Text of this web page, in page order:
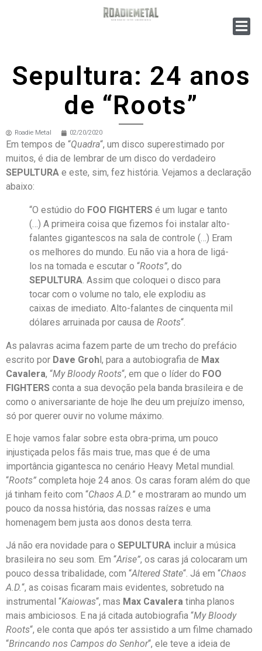
Sepultura: 24 anos
de “Roots”
Roadie Metal 02/20/2020
Em tempos de “Quadra“, um disco superestimado por
muitos, é dia de lembrar de um disco do verdadeiro
SEPULTURA e este, sim, fez história. Vejamos a declaração
abaixo:
“O estúdio do FOO FIGHTERS é um lugar e tanto
(…) A primeira coisa que fizemos foi instalar alto-
falantes gigantescos na sala de controle (…) Eram
os melhores do mundo. Eu não via a hora de ligá-
los na tomada e escutar o “Roots”, do
SEPULTURA. Assim que coloquei o disco para
tocar com o volume no talo, ele explodiu as
caixas de imediato. Alto-falantes de cinquenta mil
dólares arruinada por causa de Roots“.
As palavras acima fazem parte de um trecho do prefácio
escrito por Dave Grohl, para a autobiografia de Max
Cavalera, “My Bloody Roots“, em que o líder do FOO
FIGHTERS conta a sua devoção pela banda brasileira e de
como o aniversariante de hoje lhe deu um prejuízo imenso,
só por querer ouvir no volume máximo.
E hoje vamos falar sobre esta obra-prima, um pouco
injustiçada pelos fãs mais true, mas que é de uma
importância gigantesca no cenário Heavy Metal mundial.
“Roots” completa hoje 24 anos. Os caras foram além do que
já tinham feito com “Chaos A.D.” e mostraram ao mundo um
pouco da nossa história, das nossas raízes e uma
homenagem bem justa aos donos desta terra.
Já não era novidade para o SEPULTURA incluir a música
brasileira no seu som. Em “Arise”, os caras já colocaram um
pouco dessa tribalidade, com “Altered State“. Já em “Chaos
A.D.“, as coisas ficaram mais evidentes, sobretudo na
instrumental “Kaiowas“, mas Max Cavalera tinha planos
mais ambiciosos. E na já citada autobiografia “My Bloody
Roots“, ele conta que após ter assistido a um filme chamado
“Brincando nos Campos do Senhor“, ele teve a ideia de